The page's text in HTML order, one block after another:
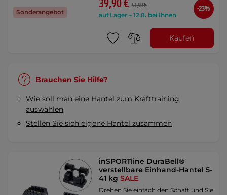
Sonderangebot
39,90 € 51,90 €
auf Lager – 12.8. bei Ihnen
-23%
Kaufen
Brauchen Sie Hilfe?
Wie soll man eine Hantel zum Krafttraining
auswählen
Stellen Sie sich eigene Hantel zusammen
inSPORTline DuraBell®
verstellbare Einhand-Hantel 5-
41 kgSALE
Drehen Sie einfach den Schaft und Sie